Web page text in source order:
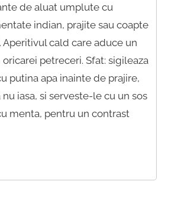
de aluat umplute cu
indian, prajite sau coapte
Aperitivul cald care aduce un
petreceri. Sfat: sigileaza
putina apa inainte de prajire,
iasa, si serveste-le cu un sos
menta, pentru un contrast